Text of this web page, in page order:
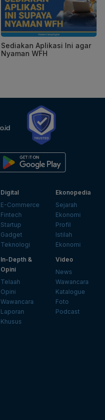
Sediakan Aplikasi Ini agar
Nyaman WFH
Digital
E-Commerce
Fintech
Startup
Gadget
Teknologi
Ekonopedia
Sejarah
Ekonomi
Profil
Istilah
Ekonomi
In-Depth &
Opini
Telaah
Opini
Wawancara
Laporan
Khusus
Video
News
Wawancara
Katalogue
Foto
Podcast